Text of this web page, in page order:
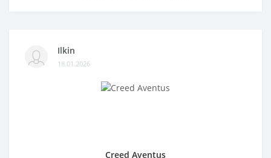
Ilkin
18.01.2026
Creed Aventus